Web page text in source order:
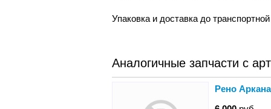
Упаковка и доставка до
Аналогичные запчасти с
Рено